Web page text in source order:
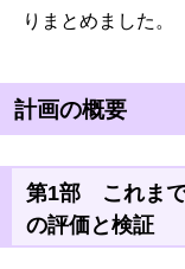
りまとめました。
計画の概要
第1部 これまで
の評価と検証